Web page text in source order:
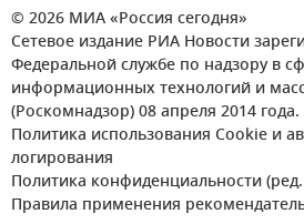
© 2026 МИА «Россия сегодня»
Сетевое издание РИА Новости
Федеральной службе по надзору в
информационных технологий и
(Роскомнадзор) 08 апреля 2014 года.
Политика использования Cookie и
логирования
Политика конфиденциальности (ред.
Правила применения